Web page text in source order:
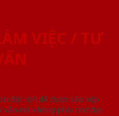
VIỆC / TƯ
đặt lịch để được sắp xếp
vấn mà không phải chờ đợi.